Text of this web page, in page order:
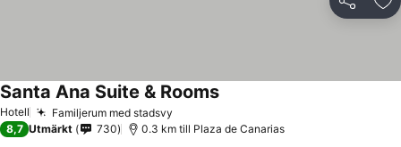
Dela
Hotell Familjerum med stadsvy
Santa Ana Suite & Rooms
8,7 Utmärkt 730 0.3 km till Plaza de Canarias